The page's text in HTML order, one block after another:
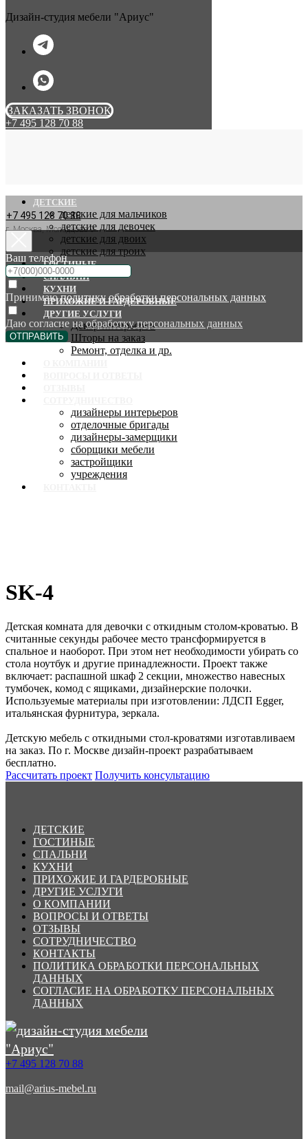
Дизайн-студия мебели "Ариус"
ЗАКАЗАТЬ ЗВОНОК
+7 495 128 70 88
+7 495 128 70 88
г. Москва, Молодцова 9
ДЕТСКИЕ
детские для мальчиков
детские для девочек
детские для двоих
детские для троих
ГОСТИНЫЕ
СПАЛЬНИ
КУХНИ
ПРИХОЖИЕ И ГАРДЕРОБНЫЕ
ДРУГИЕ УСЛУГИ
Декор интерьеров
Шторы на заказ
Ремонт, отделка и др.
дизайнеры интерьеров
отделочные бригады
дизайнеры-замерщики
сборщики мебели
застройщики
учреждения
Ваш телефон
Принимаюполитику обработки персональных данных
Даю согласие наобработку персональных данных
ОТПРАВИТЬ
SK-4
Детская комната для девочки с откидным столом-кроватью. В
считанные секунды рабочее место трансформируется в
спальное и наоборот. При этом нет необходимости убирать со
стола ноутбук и другие принадлежности. Проект также
включает: распашной шкаф 2 секции, множество навесных
тумбочек, комод с ящиками, дизайнерские полочки.
Используемые материалы при изготовлении: ЛДСП Egger,
итальянская фурнитура, зеркала.
Детскую мебель с откидными стол-кроватями изготавливаем
на заказ. По г. Москве дизайн-проект разрабатываем
бесплатно.
Рассчитать проект Получить консультацию
ДЕТСКИЕ
ГОСТИНЫЕ
СПАЛЬНИ
КУХНИ
ПРИХОЖИЕ И ГАРДЕРОБНЫЕ
ДРУГИЕ УСЛУГИ
О КОМПАНИИ
ВОПРОСЫ И ОТВЕТЫ
ОТЗЫВЫ
СОТРУДНИЧЕСТВО
КОНТАКТЫ
ПОЛИТИКА ОБРАБОТКИ ПЕРСОНАЛЬНЫХ
ДАННЫХ
СОГЛАСИЕ НА ОБРАБОТКУ ПЕРСОНАЛЬНЫХ
ДАННЫХ
+7 495 128 70 88
mail@arius-mebel.ru